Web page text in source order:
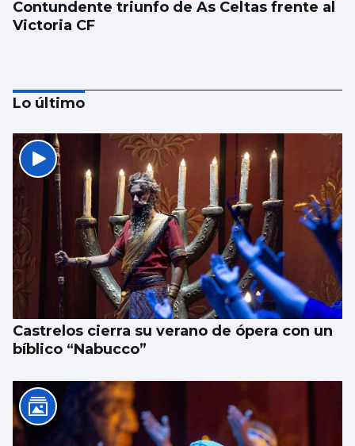
Contundente triunfo de As Celtas frente al
Victoria CF
Preparados para todo lo que venga
Lo último
Castrelos cierra su verano de ópera con un
bíblico “Nabucco”